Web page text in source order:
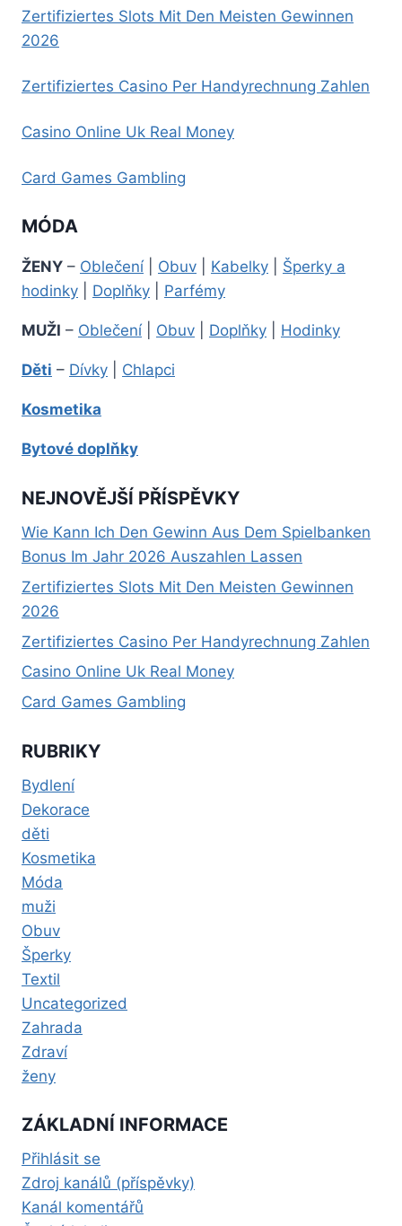
Zertifiziertes Slots Mit Den Meisten Gewinnen
2026
Zertifiziertes Casino Per Handyrechnung Zahlen
Casino Online Uk Real Money
Card Games Gambling
MÓDA
ŽENY – Oblečení Obuv Kabelky
Šperky a
hodinky
Doplňky Parfémy
MUŽI – Oblečení Obuv Doplňky Hodinky
Děti – Dívky Chlapci
Kosmetika
Bytové doplňky
NEJNOVĚJŠÍ PŘÍSPĚVKY
Wie Kann Ich Den Gewinn Aus Dem Spielbanken
Bonus Im Jahr 2026 Auszahlen Lassen
Zertifiziertes Slots Mit Den Meisten Gewinnen
2026
Zertifiziertes Casino Per Handyrechnung Zahlen
Casino Online Uk Real Money
Card Games Gambling
RUBRIKY
Bydlení
Dekorace
děti
Kosmetika
Móda
muži
Obuv
Šperky
Textil
Uncategorized
Zahrada
Zdraví
ženy
ZÁKLADNÍ INFORMACE
Přihlásit se
Zdroj kanálů (příspěvky)
Kanál komentářů